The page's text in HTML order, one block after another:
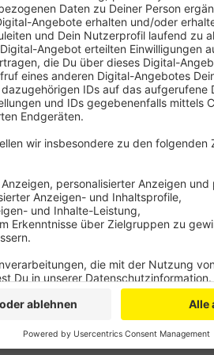
Ergänzung: Am Freitagmorgen
mehr in Lebensgefahr schwebt.
Veröffentlicht:Freitag, 15.05.2020 05:56